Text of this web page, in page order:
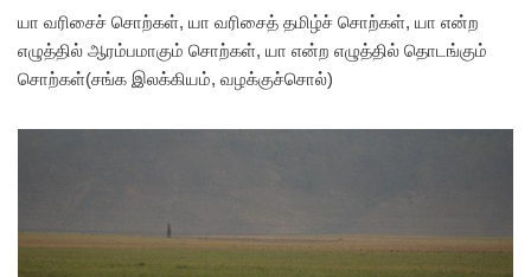
யா வரிசைச் சொற்கள், யா வரிசைத் தமிழ்ச் சொற்கள், யா என்ற
எழுத்தில் ஆரம்பமாகும் சொற்கள், யா என்ற எழுத்தில் தொடங்கும்
சொற்கள்(சங்க இலக்கியம், வழக்குச்சொல்)